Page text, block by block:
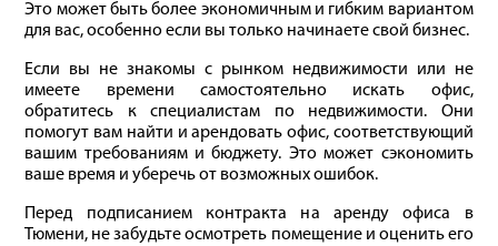
Это может быть более экономичным и гибким вариантом
для вас, особенно если вы только начинаете свой бизнес.
Если вы не знакомы с рынком недвижимости или не
имеете времени самостоятельно искать офис,
обратитесь к специалистам по недвижимости. Они
помогут вам найти и арендовать офис, соответствующий
вашим требованиям и бюджету. Это может сэкономить
ваше время и уберечь от возможных ошибок.
Перед подписанием контракта на аренду офиса в
Тюмени, не забудьте осмотреть помещение и оценить его